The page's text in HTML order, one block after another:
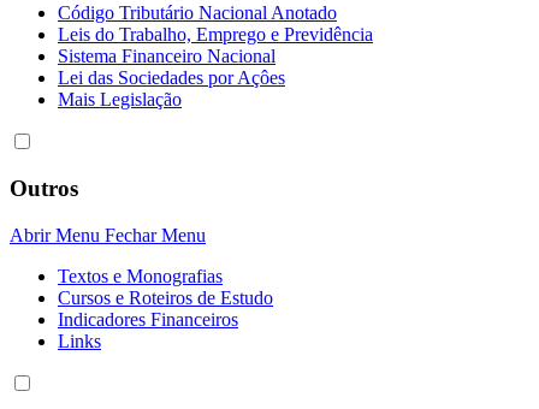
Código Tributário Nacional Anotado
Leis do Trabalho, Emprego e Previdência
Sistema Financeiro Nacional
Lei das Sociedades por Açôes
Mais Legislação
Outros
Abrir Menu Fechar Menu
Textos e Monografias
Cursos e Roteiros de Estudo
Indicadores Financeiros
Links